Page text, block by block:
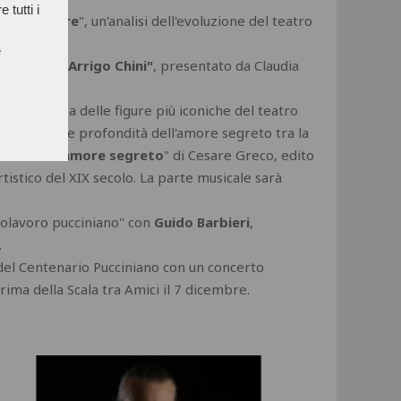
tutti i
e oltre", un'analisi dell'evoluzione del teatro
di Arrigo Chini", presentato da Claudia
a una delle figure più iconiche del teatro
nelle profondità dell'amore segreto tra la
un amore segreto" di Cesare Greco, edito
del XIX secolo. La parte musicale sarà
pucciniano" con Guido Barbieri,
Centenario Pucciniano con un concerto
della Scala tra Amici il 7 dicembre.